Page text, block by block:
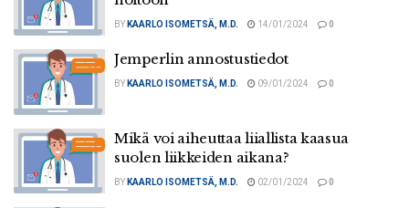
BY KAARLO ISOMETSÄ, M.D. 14/01/2024 0
Jemperlin annostustiedot
BY KAARLO ISOMETSÄ, M.D. 09/01/2024 0
Mikä voi aiheuttaa liiallista kaasua
suolen liikkeiden aikana?
BY KAARLO ISOMETSÄ, M.D. 02/01/2024 0